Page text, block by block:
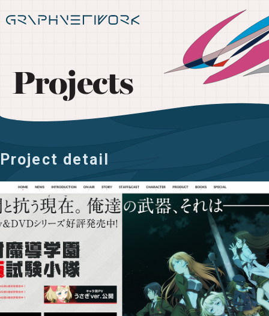
Projects
Project detail